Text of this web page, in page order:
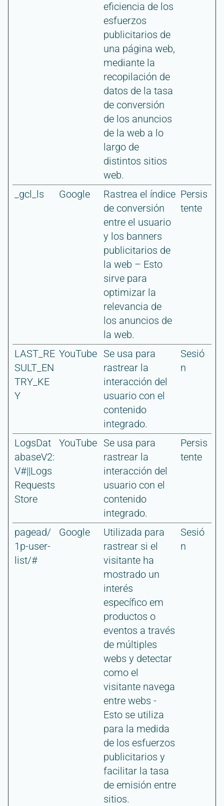
eficiencia de los
esfuerzos
publicitarios de
una página web,
mediante la
recopilación de
datos de la tasa
de conversión
de los anuncios
de la web a lo
largo de
distintos sitios
web.
_gcl_ls
Google
Rastrea el índice
de conversión
entre el usuario
y los banners
publicitarios de
la web – Esto
sirve para
optimizar la
relevancia de
los anuncios de
la web.
Persis
tente
LAST_RE
SULT_EN
TRY_KE
Y
YouTube Se usa para
rastrear la
interacción del
usuario con el
contenido
integrado.
Sesió
n
LogsDat
abaseV2:
V#||Logs
Requests
Store
YouTube Se usa para
rastrear la
interacción del
usuario con el
contenido
integrado.
Persis
tente
pagead/
1p-user-
list/#
Google
Utilizada para
rastrear si el
visitante ha
mostrado un
interés
específico em
productos o
eventos a través
de múltiples
webs y detectar
como el
visitante navega
entre webs -
Esto se utiliza
para la medida
de los esfuerzos
publicitarios y
facilitar la tasa
de emisión entre
sitios.
Sesió
n